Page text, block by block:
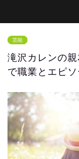
芸能
滝沢カレンの
で職業とエピ